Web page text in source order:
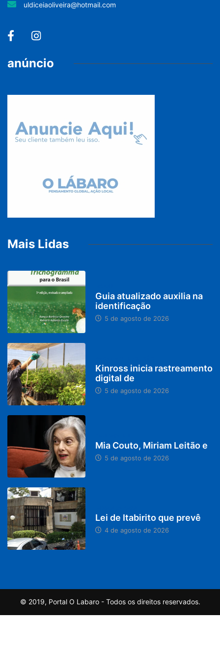
uldiceiaoliveira@hotmail.com
anúncio
Mais Lidas
Guia atualizado auxilia na
identificação
5 de agosto de 2026
Kinross inicia rastreamento
digital de
5 de agosto de 2026
Mia Couto, Miriam Leitão e
5 de agosto de 2026
Lei de Itabirito que prevê
4 de agosto de 2026
© 2019, Portal O Labaro - Todos os direitos reservados.